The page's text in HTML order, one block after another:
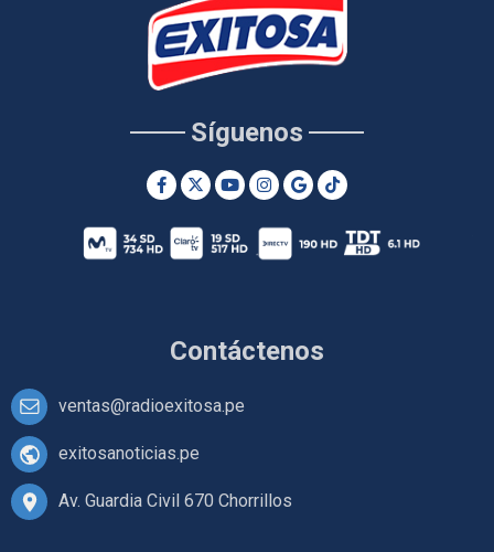
Contáctenos
ventas@radioexitosa.pe
exitosanoticias.pe
Av. Guardia Civil 670 Chorrillos
Síguenos